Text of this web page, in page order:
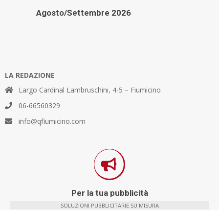
Agosto/Settembre 2026
LA REDAZIONE
Largo Cardinal Lambruschini, 4-5 – Fiumicino
06-66560329
info@qfiumicino.com
Per la tua pubblicità
SOLUZIONI PUBBLICITARIE SU MISURA